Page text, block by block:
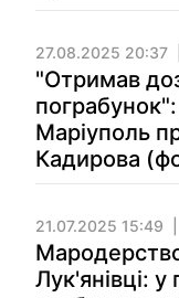
27.08.2025 20:37
"Отримав
Маріуполь
Кадирова
21.07.2025 15:49
Лук'янівці: у